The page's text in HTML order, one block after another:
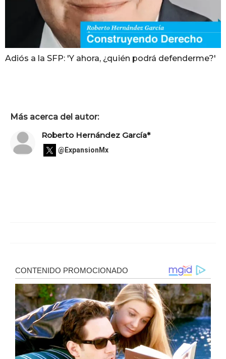
Adiós a la SFP: 'Y ahora, ¿quién podrá defenderme?'
Más acerca del autor:
Roberto Hernández García*
@ExpansionMx